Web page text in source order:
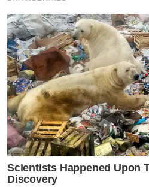
และการออกแบบพื้นที่เพื่อความ
ที่ดีควรเป็นพื้นที่ที่สร้างความสม
สัมพันธ์ในครอบครัว และสภาพแ
ออกแบบที่คำนึงถึงทิศทาง แสง
งานอย่างเหมาะสม จะช่วยส่งเส
คุณภาพชีวิตของผู้อยู่อาศัยในระ
Scientists Happened Upon
Discovery